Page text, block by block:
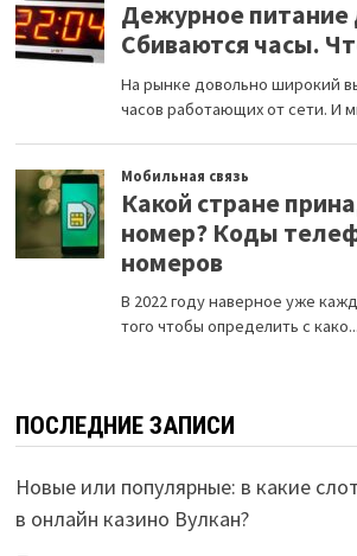
ПОСЛЕДНИЕ ЗАПИСИ
Новые или популярные: в какие
в онлайн казино Вулкан?